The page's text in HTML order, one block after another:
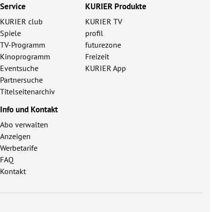
Service
KURIER club
Spiele
TV-Programm
Kinoprogramm
Eventsuche
Partnersuche
Titelseitenarchiv
KURIER Produkte
KURIER TV
profil
futurezone
Freizeit
KURIER App
Info und Kontakt
Abo verwalten
Anzeigen
Werbetarife
FAQ
Kontakt